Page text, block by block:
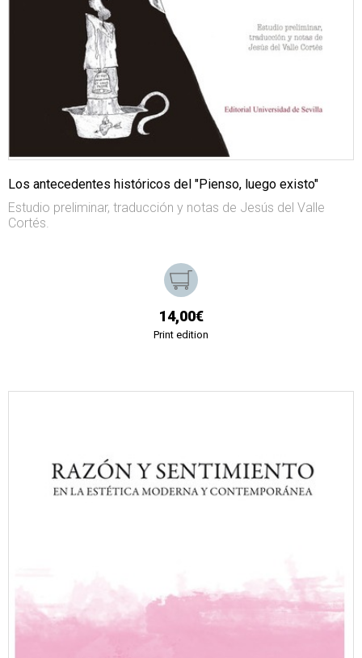
Los antecedentes históricos del "Pienso, luego existo"
Estudio preliminar, traducción y notas de Jesús del Valle
Cortés.
14,00€
Print edition